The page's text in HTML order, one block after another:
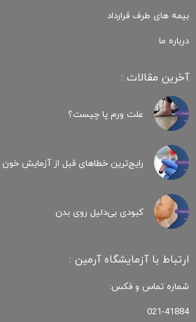
بیمه های طرف قرارداد
درباره ما
آخرین مقالات :
علت ورم پا چیست؟
رایج‌ترین خطاهای قبل از آزمایش خون
کبودی‌ بی‌دلیل روی بدن
ارتباط با آزمایشگاه آرمین :
شماره تماس و فکس:
021-41884